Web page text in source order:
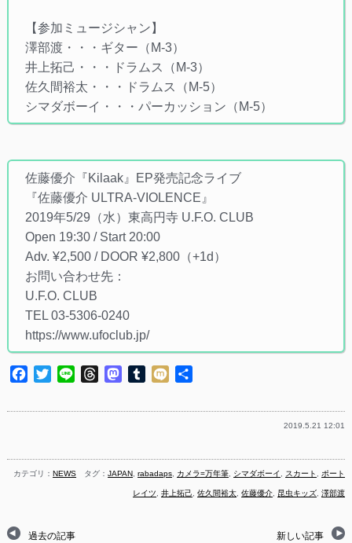
【参加ミュージシャン】
澤部渡・・・ギター（M-3）
井上拓己・・・ドラムス（M-3）
佐久間裕太・・・ドラムス（M-5）
シマダボーイ・・・パーカッション（M-5）
佐藤優介『Kilaak』EP発売記念ライブ
『佐藤優介 ULTRA-VIOLENCE』
2019年5/29（水）東高円寺 U.F.O. CLUB
Open 19:30 / Start 20:00
Adv. ¥2,500 / DOOR ¥2,800（+1d）
お問い合わせ先：
U.F.O. CLUB
TEL 03-5306-0240
https://www.ufoclub.jp/
Facebook
TwitterLine ThreadsMastodon
Tumblr
Mixi
2019.5.21 12:01
カテゴリ：NEWS タグ：JAPAN,rabadaps, カメラ=万年筆, シマダボーイ , スカート ,ポート
レイツ,井上拓己,佐久間裕太,佐藤優介, 昆虫キッズ,澤部渡
過去の記事 新しい記事